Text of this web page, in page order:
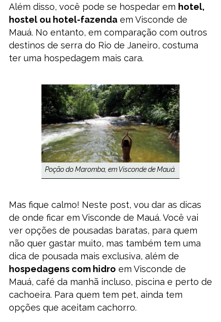
Além disso, você pode se hospedar em hotel,
hostel ou hotel-fazendaem Visconde de
Mauá. No entanto, em comparação com outros
destinos de serra do Rio de Janeiro, costuma
ter uma hospedagem mais cara.
Poção do Maromba, em Visconde de Mauá.
Mas fique calmo! Neste post, vou dar as dicas
de onde ficar em Visconde de Mauá. Você vai
ver opções de pousadas baratas, para quem
não quer gastar muito, mas também tem uma
dica de pousada mais exclusiva, além de
hospedagens com hidro em Visconde de
Mauá, café da manhã incluso, piscina e perto de
cachoeira. Para quem tem pet, ainda tem
opções que aceitam cachorro.